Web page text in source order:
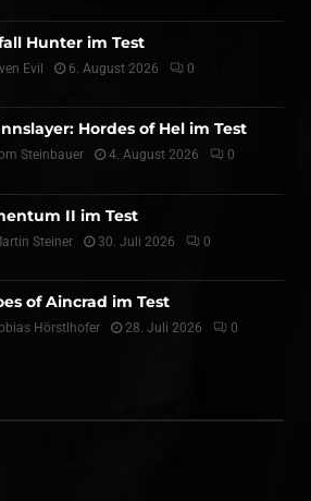
Hunter im Test
Evil 6. August 2026 0
Hordes of Hel im Test
Steinbauer 4. August 2026 0
II im Test
Steiner 30. Juli 2026 0
of Aincrad im Test
Hörstlhofer 28. Juli 2026 0